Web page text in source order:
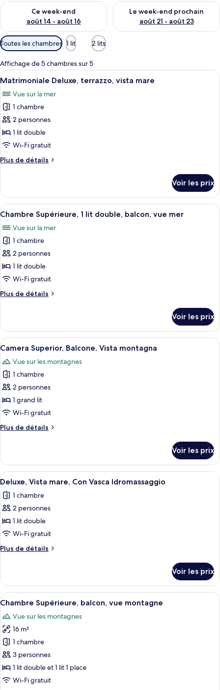
Ce week-end
août 14 - août 16
Vérifier la disponibilité pour ce week-end août 14 - août 16
Le week-end prochain
août 21 - août 23
Vérifier la disponibilité pour
Filtres
disponibles
pour
les
chambres
Toutes les chambres 1 lit 2 lits
Affichage de 5 chambres sur 5
Afficher
toutes
les
photos
pour
ce
type
chambre :
terrazzo,
vista
Une chambre à coucher avec un lit,
6
Matrimoniale Deluxe, terrazzo, vista mare
Vue sur la mer
1 chambre
2 personnes
1 lit double
Wi-Fi gratuit
Plus de détails
Plus
le
type
de
Matrimoniale
Deluxe,
terrazzo,
vista
mare
Voir les prix
Afficher
toutes
les
photos
pour
ce
type
chambre :
lit
double,
balcon,
vue
mer
Une chambre moderne avec un
14
Chambre Supérieure, 1 lit double, balcon, vue mer
Vue sur la mer
1 chambre
2 personnes
1 lit double
Wi-Fi gratuit
Plus de détails
Plus
le
type
de
Chambre
Supérieure,
lit
double,
balcon,
vue
mer
Voir les prix
Afficher
toutes
les
photos
pour
ce
type
chambre :
Balcone,
Vista
montagna
Une terrasse ensoleillée avec un
6
Camera Superior, Balcone, Vista montagna
Vue sur les montagnes
1 chambre
2 personnes
1 grand lit
Wi-Fi gratuit
Plus de détails
Plus
le
type
de
Camera
Superior,
Vista
montagna
Voir les prix
Afficher
toutes
les
photos
pour
ce
type
de
Deluxe,
Vista
mare,
Con
Vasca
Idromassaggio
Une chambre d’hôtel moderne
5
Deluxe, Vista mare, Con Vasca Idromassaggio
1 chambre
2 personnes
1 lit double
Wi-Fi gratuit
Plus de détails
Plus
le
type
de
Deluxe,
Vista
mare,
Con
Vasca
Idromassaggio
Voir les prix
Afficher
toutes
les
photos
pour
ce
type
de
Une chambre d’hôtel avec un lit,
4
Chambre Supérieure, balcon, vue montagne
Vue sur les montagnes
16 m²
1 chambre
3 personnes
1 lit double et 1 lit 1 place
Wi-Fi gratuit